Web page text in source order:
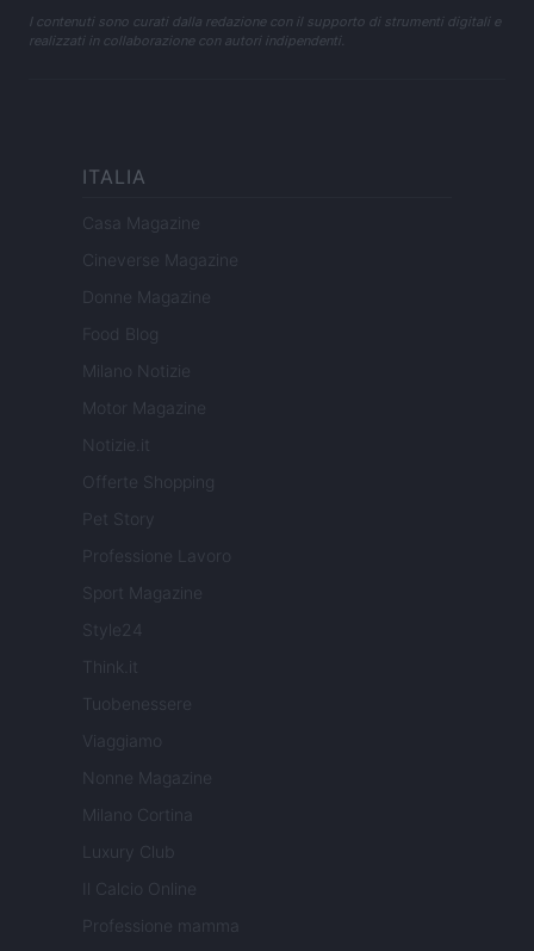
I contenuti sono curati dalla redazione con il supporto di strumenti digitali e
realizzati in collaborazione con autori indipendenti.
ITALIA
Casa Magazine
Cineverse Magazine
Donne Magazine
Food Blog
Milano Notizie
Motor Magazine
Notizie.it
Offerte Shopping
Pet Story
Professione Lavoro
Sport Magazine
Style24
Think.it
Tuobenessere
Viaggiamo
Nonne Magazine
Milano Cortina
Luxury Club
Il Calcio Online
Professione mamma